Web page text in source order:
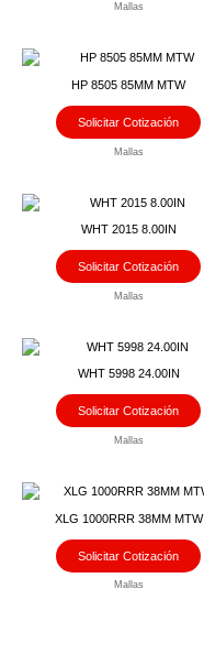
Mallas
HP 8505 85MM MTW
Solicitar Cotización
Mallas
WHT 2015 8.00IN
Solicitar Cotización
Mallas
WHT 5998 24.00IN
Solicitar Cotización
Mallas
XLG 1000RRR 38MM MTW
Solicitar Cotización
Mallas